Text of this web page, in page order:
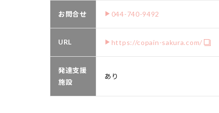
お問合せ 044-740-9492
URL https://copain-sakura.com/
発達支援
施設
あり